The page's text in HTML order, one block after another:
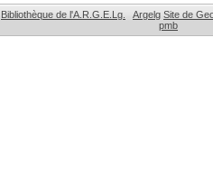
Bibliothèque de l'A.R.G.E.Lg. Argelg Site de
pmb